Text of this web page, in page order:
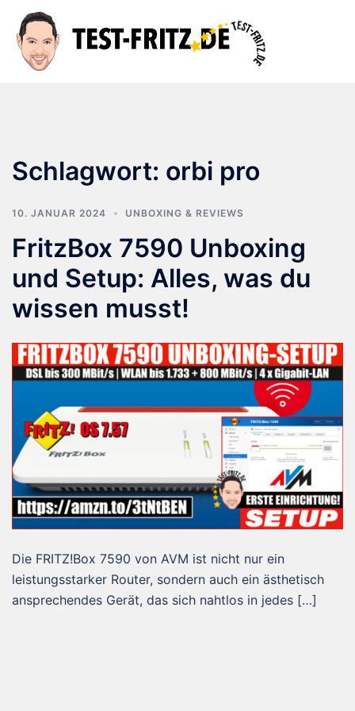
Inhalt
springen
Schlagwort: orbi pro
10. JANUAR 2024 UNBOXING & REVIEWS
FritzBox 7590 Unboxing
und Setup: Alles, was du
wissen musst!
Die FRITZ!Box 7590 von AVM ist nicht nur ein
leistungsstarker Router, sondern auch ein ästhetisch
ansprechendes Gerät, das sich nahtlos in jedes […]